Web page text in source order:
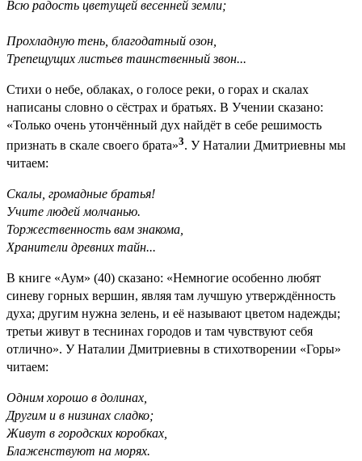
Всю радость цветущей весенней земли;
Прохладную тень, благодатный озон,
Трепещущих листьев таинственный звон...
Стихи о небе, облаках, о голосе реки, о горах и скалах
написаны словно о сёстрах и братьях. В Учении сказано:
«Только очень утончённый дух найдёт в себе решимость
признать в скале своего брата»3. У Наталии Дмитриевны мы
читаем:
Скалы, громадные братья!
Учите людей молчанью.
Торжественность вам знакома,
Хранители древних тайн...
В книге «Аум» (40) сказано: «Немногие особенно любят
синеву горных вершин, являя там лучшую утверждённость
духа; другим нужна зелень, и её называют цветом надежды;
третьи живут в теснинах городов и там чувствуют себя
отлично». У Наталии Дмитриевны в стихотворении «Горы»
читаем:
Одним хорошо в долинах,
Другим и в низинах сладко;
Живут в городских коробках,
Блаженствуют на морях.